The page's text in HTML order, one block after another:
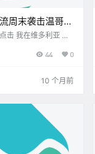
周末袭击温哥华
！Colwood上
味道～ 来看看今天都
44 0
10 个月前